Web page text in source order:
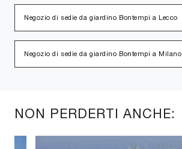
Negozio di sedie da giardino Bontempi a Lecco
Negozio di sedie da giardino Bontempi a Milano
NON PERDERTI ANCHE: